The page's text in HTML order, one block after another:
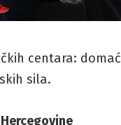
centara:
sila.